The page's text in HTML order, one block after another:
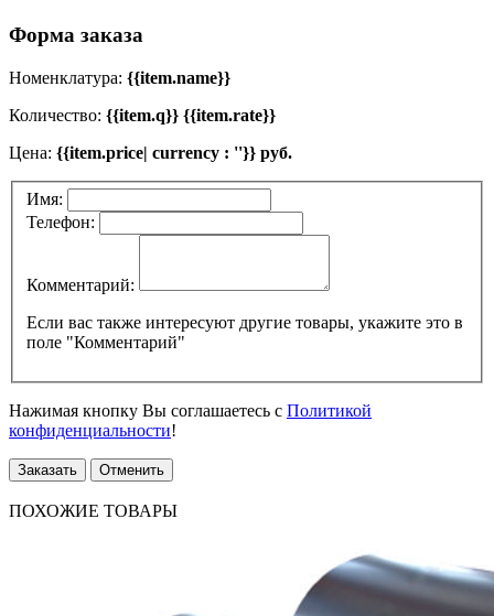
Форма заказа
Номенклатура: {{item.name}}
Количество: {{item.q}} {{item.rate}}
Цена: {{item.price| currency : ''}} руб.
Имя:
Телефон:
Комментарий:
Если вас также интересуют другие товары, укажите это в
поле "Комментарий"
Нажимая кнопку Вы соглашаетесь с Политикой
конфиденциальности!
Заказать Отменить
ПОХОЖИЕ ТОВАРЫ